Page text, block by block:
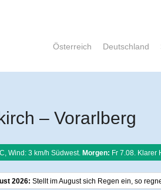
Österreich Deutschland
– Vorarlberg
Wind: 3 km/h Südwest. Morgen: Fr 7.08. Klarer
2026: Stellt im August sich Regen ein, so